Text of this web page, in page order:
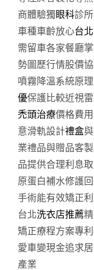
商體驗獨眼科診
車種車齡放心台
需留車各家餐廳
勢圖歷行情股價
噴霧降溫系統原
優保護比較近視
禿頭治療價格費
意滑軌設計禮盒
業禮品與贈品客
品提供合理利息
原蛋白補水修護
手術能有效矯正
台北洗衣店推薦
矯正療程方案專利
愛車變現金追求
產業